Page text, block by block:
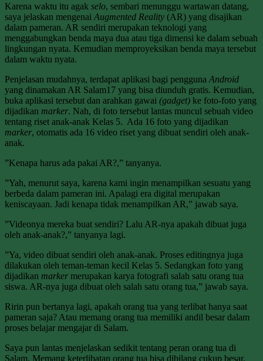
Karena waktu itu agak selo, sembari menunggu wartawan datang,
saya jelaskan mengenai Augmented Reality (AR) yang disajikan
dalam pameran. AR sendiri merupakan teknologi yang
menggabungkan benda maya dua atau tiga dimensi ke dalam sebuah
lingkungan nyata. Kemudian memproyeksikan benda maya tersebut
dalam waktu nyata.
Penjelasan mudahnya, terdapat aplikasi bagi pengguna Android
yang dinamakan AR Salam17 yang bisa diunduh gratis. Kemudian,
buka aplikasi tersebut dan arahkan gawai (gadget) ke foto-foto yang
dijadikan marker. Nah, di foto tersebut lantas muncul sebuah video
tentang riset anak-anak Kelas 5. Ada 16 foto yang dijadikan
marker, otomatis ada 16 video riset yang dibuat sendiri oleh anak-
anak.
”Kenapa harus ada pakai AR?,” tanyanya.
”Yah, menurut saya, karena kami ingin menampilkan sesuatu yang
berbeda dalam pameran ini. Apalagi era digital merupakan
keniscayaan. Jadi kenapa tidak menampilkan AR,” jawab saya.
”Videonya mereka buat sendiri? Lalu AR-nya apakah dibuat juga
oleh anak-anak?,” tanyanya lagi.
”Ya, video dibuat sendiri oleh anak-anak. Proses editingnya juga
dilakukan oleh teman-teman kecil Kelas 5. Sedangkan foto yang
dijadikan marker merupakan karya fotografi salah satu orang tua
siswa. AR-nya juga dibuat oleh salah satu orang tua,” jawab saya.
Ririn pun bertanya lagi, apakah orang tua yang terlibat hanya saat
pameran saja? Atau memang orang tua memiliki andil besar dalam
proses belajar mengajar di Salam.
Saya pun lantas menjelaskan sedikit tentang peran orang tua di
Salam. Memang keterlibatan orang tua bisa dibilang cukup besar.